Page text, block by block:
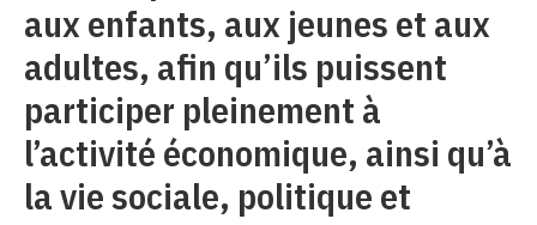
aux enfants, aux jeunes et aux
adultes, afin qu’ils puissent
participer pleinement à
l’activité économique, ainsi qu’à
la vie sociale, politique et